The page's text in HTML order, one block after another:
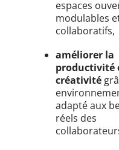
espaces
modulables
collaboratifs,
améliorer la
productivité
créativité
adapté aux
réels des